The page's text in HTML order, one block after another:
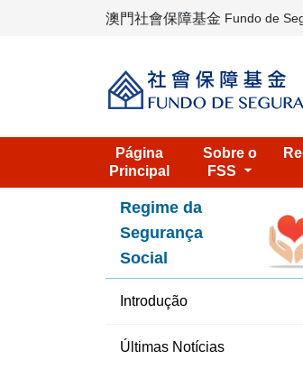
澳門社會保障基金 Fundo de
Página
Principal
Sobre o
FSS
Regime da
Segurança
Social
Introdução
Últimas Notícias